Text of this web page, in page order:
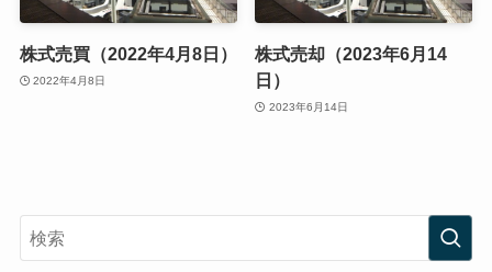
株式売買（2022年4月8日）
2022年4月8日
株式売却（2023年6月14
日）
2023年6月14日